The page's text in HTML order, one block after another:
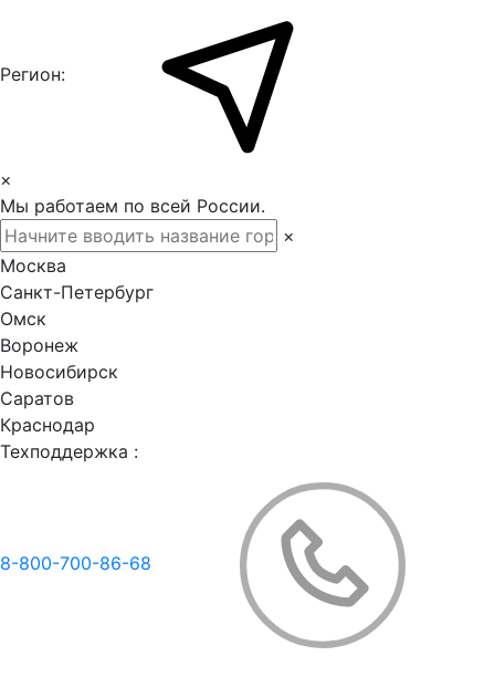
Регион:
×
Мы работаем по всей России.
×
Москва
Санкт-Петербург
Омск
Воронеж
Новосибирск
Саратов
Краснодар
Техподдержка :
8-800-700-86-68